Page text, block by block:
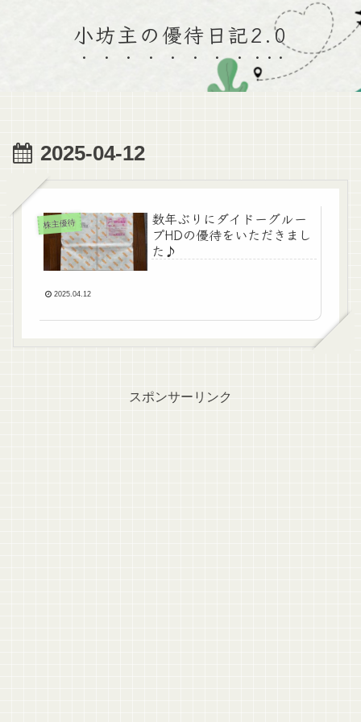
小坊主の優待日記2.0
2025-04-12
株主優待
数年ぶりにダイドーグルー
プHDの優待をいただきまし
た♪
2025.04.12
スポンサーリンク